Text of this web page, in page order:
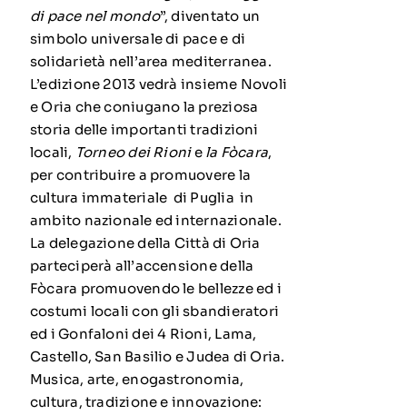
di pace nel mondo”, diventato un
simbolo universale di pace e di
solidarietà nell’area mediterranea.
L’edizione 2013 vedrà insieme Novoli
e Oria che coniugano la preziosa
storia delle importanti tradizioni
locali, Torneo dei Rionie la Fòcara,
per contribuire a promuovere la
cultura immateriale di Puglia in
ambito nazionale ed internazionale.
La delegazione della Città di Oria
parteciperà all’accensione della
Fòcara promuovendo le bellezze ed i
costumi locali con gli sbandieratori
ed i Gonfaloni dei 4 Rioni, Lama,
Castello, San Basilio e Judea di Oria.
Musica, arte, enogastronomia,
cultura, tradizione e innovazione: